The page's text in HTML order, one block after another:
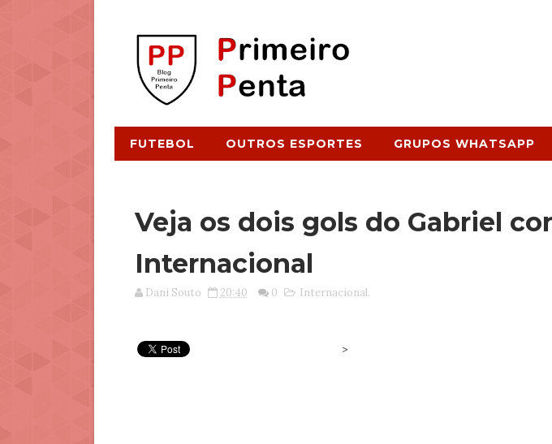
FUTEBOL OUTROS ESPORTES GRUPOS WHATSAPP
Veja os dois gols do Gabriel
Internacional
Dani Souto 20:40 0 Internacional.
>